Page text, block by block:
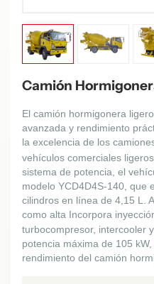
Camión
El camión hormigonera
avanzada y rendimiento
la excelencia de los
vehículos comerciales
sistema de potencia, el
modelo YCD4D4S-140, que
cilindros en línea de 4,15 L.
como alta Incorpora
turbocompresor, intercooler
potencia máxima de 105
rendimiento del camión